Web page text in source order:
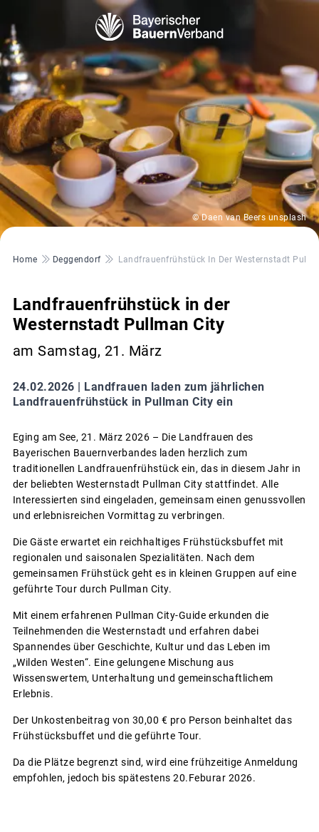
© Daen van Beers unsplash
Pfadnavigation
Home Deggendorf Landfrauenfrühstück In Der Westernstadt
Landfrauenfrühstück in der
Westernstadt Pullman City
am Samstag, 21. März
24.02.2026 | Landfrauen laden zum jährlichen
Landfrauenfrühstück in Pullman City ein
Eging am See, 21. März 2026 – Die Landfrauen des
Bayerischen Bauernverbandes laden herzlich zum
traditionellen Landfrauenfrühstück ein, das in diesem Jahr in
der beliebten Westernstadt Pullman City stattfindet. Alle
Interessierten sind eingeladen, gemeinsam einen genussvollen
und erlebnisreichen Vormittag zu verbringen.
Die Gäste erwartet ein reichhaltiges Frühstücksbuffet mit
regionalen und saisonalen Spezialitäten. Nach dem
gemeinsamen Frühstück geht es in kleinen Gruppen auf eine
geführte Tour durch Pullman City.
Mit einem erfahrenen Pullman City-Guide erkunden die
Teilnehmenden die Westernstadt und erfahren dabei
Spannendes über Geschichte, Kultur und das Leben im
„Wilden Westen“. Eine gelungene Mischung aus
Wissenswertem, Unterhaltung und gemeinschaftlichem
Erlebnis.
Der Unkostenbeitrag von 30,00 € pro Person beinhaltet das
Frühstücksbuffet und die geführte Tour.
Da die Plätze begrenzt sind, wird eine frühzeitige Anmeldung
empfohlen, jedoch bis spätestens 20.Feburar 2026.